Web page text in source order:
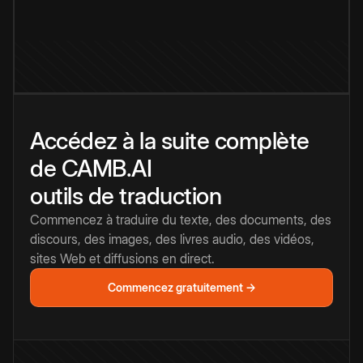
Accédez à la suite complète
de CAMB.AI
outils de traduction
Commencez à traduire du texte, des documents, des
discours, des images, des livres audio, des vidéos,
sites Web et diffusions en direct.
Commencez gratuitement →